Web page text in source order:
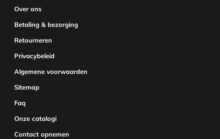
Over ons
Betaling & bezorging
Retourneren
Privacybeleid
Algemene voorwaarden
Sitemap
Faq
Onze catalogi
Contact opnemen